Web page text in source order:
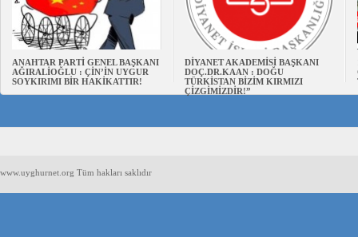
ANAHTAR PARTİ GENEL BAŞKANI
AĞIRALİOĞLU : ÇİN’İN UYGUR
SOYKIRIMI BİR HAKİKATTIR!
DİYANET AKADEMİSİ BAŞKANI
DOÇ.DR.KAAN : DOĞU
TÜRKİSTAN BİZİM KIRMIZI
ÇİZGİMİZDİR!”
www.uyghurnet.org Tüm hakları saklıdır